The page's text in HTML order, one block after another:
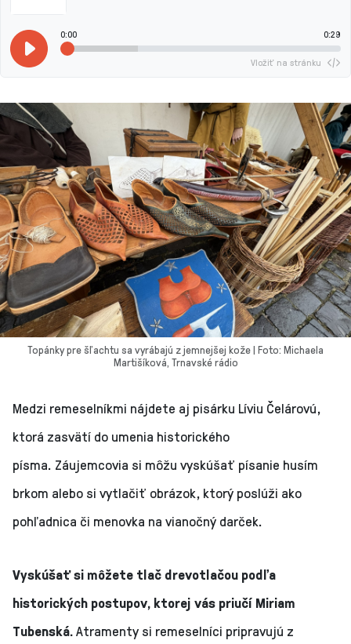
0:00 0:29
Vložiť na stránku
Topánky pre šľachtu sa vyrábajú z jemnejšej kože | Foto: Michaela
Martišíková, Trnavské rádio
Medzi remeselníkmi nájdete aj pisárku Líviu Čelárovú,
ktorá zasvätí do umenia historického
písma. Záujemcovia si môžu vyskúšať písanie husím
brkom alebo si vytlačiť obrázok, ktorý poslúži ako
pohľadnica či menovka na vianočný darček.
Vyskúšať si môžete tlač drevotlačou podľa
historických postupov, ktorej vás priučí Miriam
Tubenská.Atramenty si remeselníci pripravujú z